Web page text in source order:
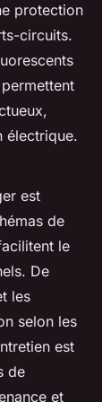
protection
circuits.
électrique.
est
de
le
De
les
selon les
est
de
et